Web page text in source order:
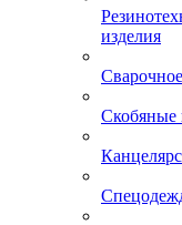
изделия
Скобяные